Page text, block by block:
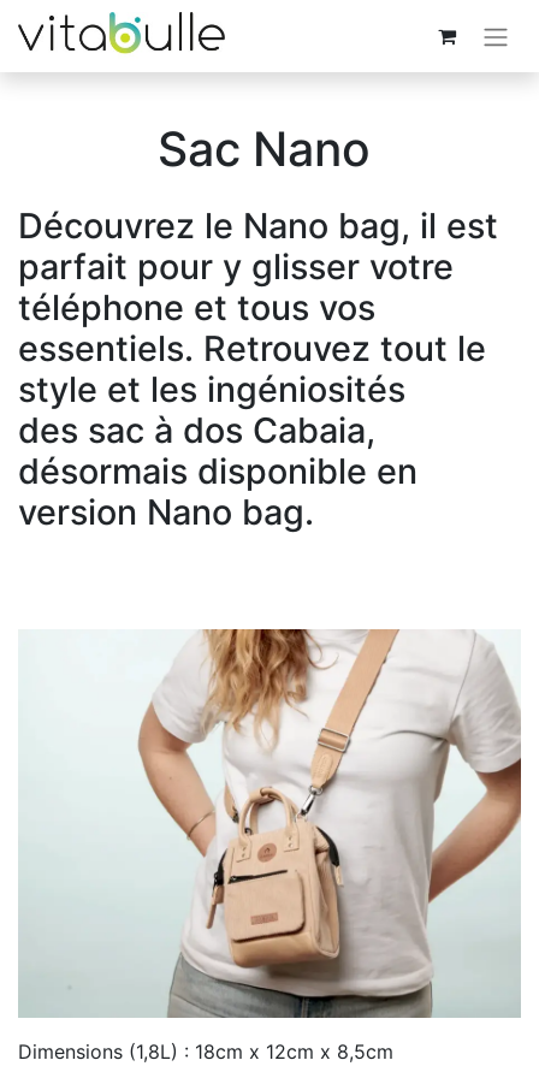
Sac Nano
Découvrez le Nano bag, il est
parfait pour y glisser votre
téléphone et tous vos
essentiels. Retrouvez tout le
style et les ingéniosités
des sac à dos Cabaia,
désormais disponible en
version Nano bag.
Dimensions (1,8L) : 18cm x 12cm x 8,5cm